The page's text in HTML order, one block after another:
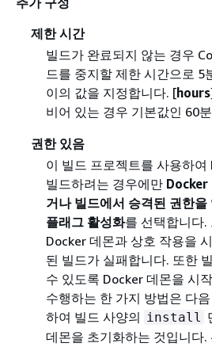
제한 시간
빌드가 완료되지 않는 경우
드를 중지할 제한 시간으로 5
이의 값을 지정합니다. [hours
비어 있는 경우 기본값인 60
권한 있음
이 빌드 프로젝트를 사용하여
빌드하려는 경우에만 Docker
거나 빌드에서 승격된 권한을
플래그 활성화를 선택합니다.
Docker 데몬과 상호 작용을
된 빌드가 실패합니다. 또한
수 있도록 Docker 데몬을 시
수행하는 한 가지 방법은 다
하여 빌드 사양의 install
데몬을 초기화하는 것입니다.